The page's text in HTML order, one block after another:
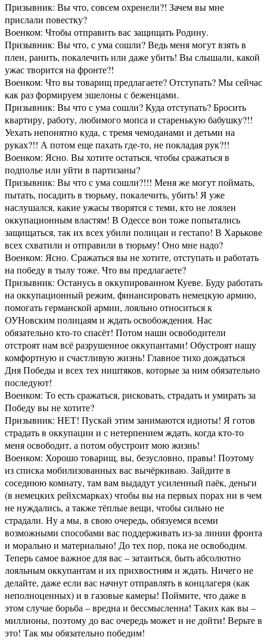
Призывник: Вы что, совсем охренели?! Зачем вы мне
прислали повестку?
Военком: Чтобы отправить вас защищать Родину.
Призывник: Вы что, с ума сошли? Ведь меня могут взять в
плен, ранить, покалечить или даже убить! Вы слышали, какой
ужас творится на фронте?!
Военком: Что вы товарищ предлагаете? Отступать? Мы сейчас
как раз формируем эшелоны с беженцами.
Призывник: Вы что с ума сошли? Куда отступать? Бросить
квартиру, работу, любимого мопса и старенькую бабушку?!!
Уехать непонятно куда, с тремя чемоданами и детьми на
руках?!! А потом еще пахать где-то, не покладая рук?!!
Военком: Ясно. Вы хотите остаться, чтобы сражаться в
подполье или уйти в партизаны?
Призывник: Вы что с ума сошли?!!! Меня же могут поймать,
пытать, посадить в тюрьму, покалечить, убить! Я уже
наслушался, какие ужасы творятся с теми, кто не лоялен
оккупационным властям! В Одессе вон тоже попытались
защищаться, так их всех убили полицаи и гестапо! В Харькове
всех схватили и отправили в тюрьму! Оно мне надо?
Военком: Ясно. Сражаться вы не хотите, отступать и работать
на победу в тылу тоже. Что вы предлагаете?
Призывник: Останусь в оккупированном Куеве. Буду работать
на оккупационный режим, финансировать немецкую армию,
помогать германской армии, лояльно относиться к
ОУНовским полицаям и ждать освобождения. Нас
обязательно кто-то спасёт! Потом наши освободители
отстроят нам всё разрушенное оккупантами! Обустроят нашу
комфортную и счастливую жизнь! Главное тихо дождаться
Дня Победы и всех тех ништяков, которые за ним обязательно
последуют!
Военком: То есть сражаться, рисковать, страдать и умирать за
Победу вы не хотите?
Призывник: НЕТ! Пускай этим занимаются идиоты! Я готов
страдать в оккупации и с нетерпением ждать, когда кто-то
меня освободит, а потом обустроит мою жизнь!
Военком: Хорошо товарищ, вы, безусловно, правы! Поэтому
из списка мобилизованных вас вычёркиваю. Зайдите в
соседнюю комнату, там вам выдадут усиленный паёк, деньги
(в немецких рейхсмарках) чтобы вы на первых порах ни в чем
не нуждались, а также тёплые вещи, чтобы сильно не
страдали. Ну а мы, в свою очередь, обязуемся всеми
возможными способами вас поддерживать из-за линии фронта
и морально и материально! До тех пор, пока не освободим.
Теперь самое важное для вас – затаиться, быть абсолютно
лояльным оккупантам и их прихвостням и ждать. Ничего не
делайте, даже если вас начнут отправлять в концлагеря (как
неполноценных) и в газовые камеры! Поймите, что даже в
этом случае борьба – вредна и бессмысленна! Таких как вы –
миллионы, поэтому до вас очередь может и не дойти! Верьте в
это! Так мы обязательно победим!